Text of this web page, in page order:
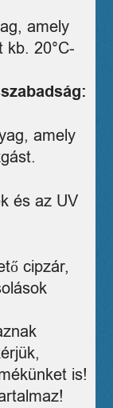
amely
kb. 20°C-
amely
és az UV
cipzár,
is!